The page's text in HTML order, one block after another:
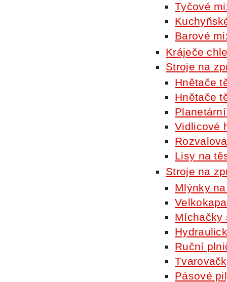
Tyčové
Barové
Kráječe
Stroje na
Hnětače
Hnětače
Vidlicové
Lisy na
Stroje na
Mlýnky
Míchačky
Ruční
Pásové